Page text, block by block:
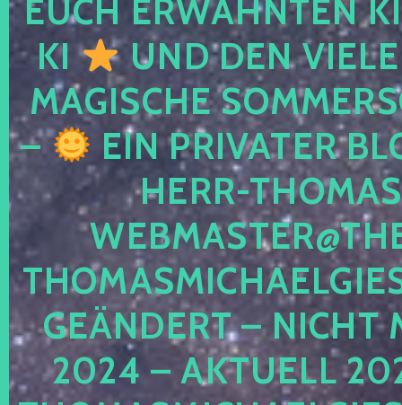
EUCH ERWÄHNTEN
KI
UND DEN
MAGISCHE
–
EIN PRIVATER
HERR-
GEÄNDERT – NICHT
2024 – AKTUELL